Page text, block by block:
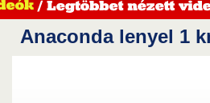
Anaconda lenyel 1